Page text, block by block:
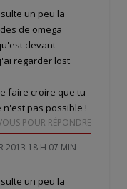
un peu la
de omega
devant
regarder lost
faire croire que tu
n'est pas possible !
POUR RÉPONDRE
2013 18 H 07 MIN
un peu la